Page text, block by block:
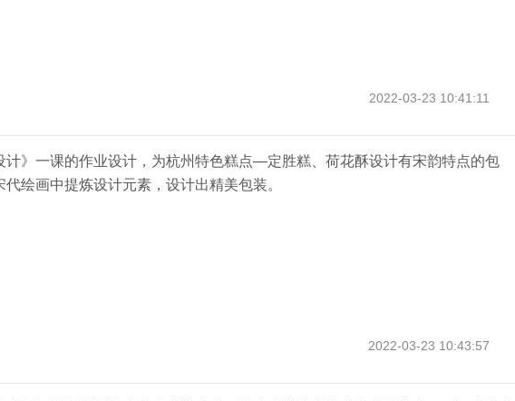
2022-03-23 10:41:11
计》一课的作业设计，为杭州特色糕点—定胜糕、荷花酥设计有宋韵特点的包
代绘画中提炼设计元素，设计出精美包装。
2022-03-23 10:43:57